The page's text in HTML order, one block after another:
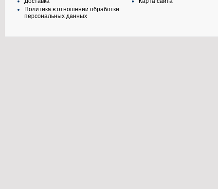
Политика в отношении обработки
персональных данных